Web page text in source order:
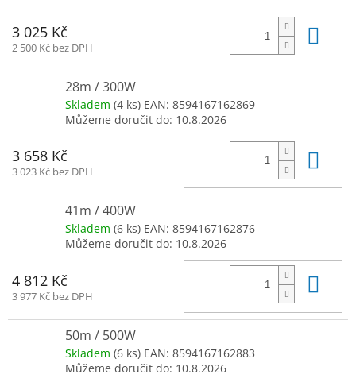
3 025 Kč
2 500 Kč bez DPH
28m / 300W
Skladem (4 ks) EAN: 8594167162869
Můžeme doručit do: 10.8.2026
3 658 Kč
3 023 Kč bez DPH
41m / 400W
Skladem (6 ks) EAN: 8594167162876
Můžeme doručit do: 10.8.2026
4 812 Kč
3 977 Kč bez DPH
50m / 500W
Skladem (6 ks) EAN: 8594167162883
Můžeme doručit do: 10.8.2026